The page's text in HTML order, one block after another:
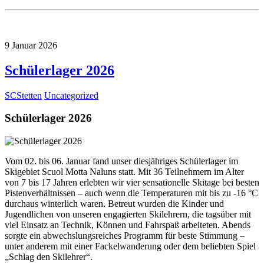
9 Januar 2026
Schülerlager 2026
SCStetten Uncategorized
Schülerlager 2026
Vom 02. bis 06. Januar fand unser diesjähriges Schülerlager im
Skigebiet Scuol Motta Naluns statt. Mit 36 Teilnehmern im Alter
von 7 bis 17 Jahren erlebten wir vier sensationelle Skitage bei besten
Pistenverhältnissen – auch wenn die Temperaturen mit bis zu -16 °C
durchaus winterlich waren. Betreut wurden die Kinder und
Jugendlichen von unseren engagierten Skilehrern, die tagsüber mit
viel Einsatz an Technik, Können und Fahrspaß arbeiteten. Abends
sorgte ein abwechslungsreiches Programm für beste Stimmung –
unter anderem mit einer Fackelwanderung oder dem beliebten Spiel
„Schlag den Skilehrer“.